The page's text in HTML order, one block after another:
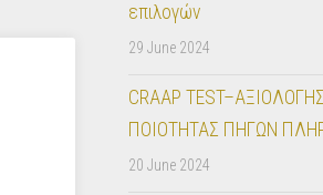
επιλογών
29 June 2024
CRAAP
ΠΟΙΟΤΗΤΑΣ ΠΗΓΩΝ
20 June 2024